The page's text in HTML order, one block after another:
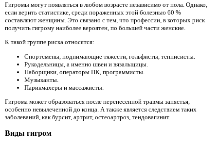
Гигромы могут появляться в любом возрасте независимо от пола. Однако,
если верить статистике, среди пораженных этой болезнью 60 %
составляют женщины. Это связано с тем, что профессии, в которых риск
получить гигрому наиболее вероятен, по большей части женские.
К такой группе риска относятся:
Спортсмены, поднимающие тяжести, гольфисты, теннисисты.
Рукодельницы, а именно швеи и вязальщицы.
Наборщики, операторы ПК, программисты.
Музыканты.
Парикмахеры и массажисты.
Гигрома может образоваться после перенесенной травмы запястья,
особенно невылеченной до конца. А также является следствием таких
заболеваний, как бурсит, артрит, остеоартроз, тендовагинит.
Виды гигром